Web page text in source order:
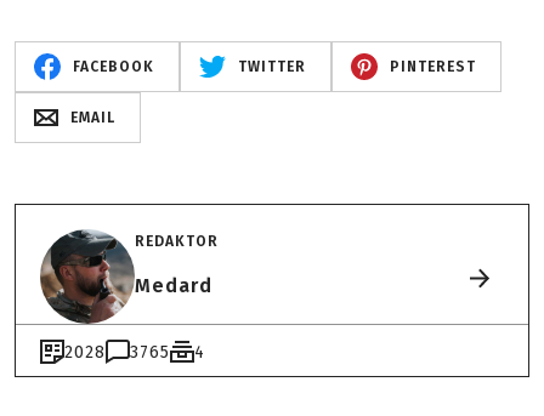
FACEBOOK TWITTER PINTEREST
EMAIL
REDAKTOR
Medard
2028 3765 4